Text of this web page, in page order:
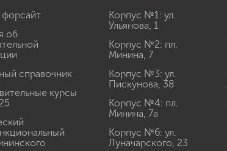
об
справочник
курсы
Корпус №1: ул.
Ульянова, 1
Корпус №2: пл.
Минина, 7
Корпус №3: ул.
Пискунова, 38
Корпус №4: пл.
Минина, 7а
Корпус №6: ул.
Луначарского, 23